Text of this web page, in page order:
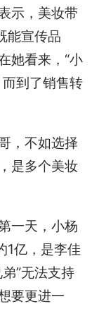
示，美妆带
能宣传品
她看来，“小
到了销售转
，不如选择
是多个美妆
一天，小杨
1亿，是李佳
”无法支持
要更进一